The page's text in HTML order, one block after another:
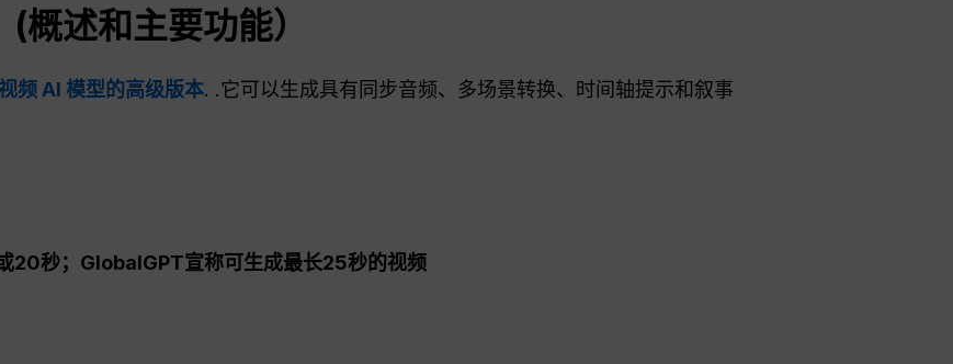
述和主要功能）
频 AI 模型的高级版本. .它可以生成具有同步音频、多场景转换、时间轴提示和叙事
20秒；GlobalGPT宣称可生成最长25秒的视频